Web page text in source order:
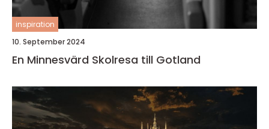
inspiration
10. September 2024
En Minnesvärd Skolresa till Gotland